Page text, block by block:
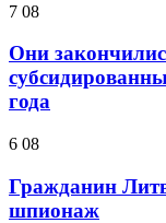
7 08
Они
года
6 08
Гражданин
шпионаж